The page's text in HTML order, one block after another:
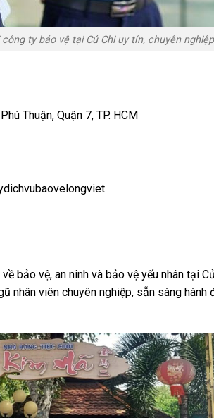
ty bảo vệ tại Củ Chi uy tín, chuyên
Thuận, Quận 7, TP. HCM
bảo vệ, an ninh và bảo vệ yếu nhân tại
nhân viên chuyên nghiệp, sẵn sàng